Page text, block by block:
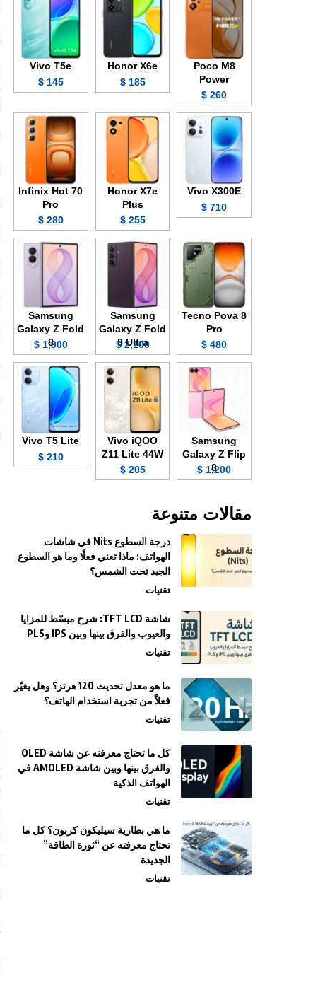
Poco M8
Power
260 $
Honor X6e
185 $
Vivo T5e
145 $
Vivo X300E
710 $
Honor X7e
Plus
255 $
Infinix Hot 70
Pro
280 $
Tecno Pova 8
Pro
480 $
Samsung
Galaxy Z Fold
8 Ultra
2,100 $
Samsung
Galaxy Z Fold
8
1,900 $
Samsung
Galaxy Z Flip
8
1,200 $
Vivo iQOO
Z11 Lite 44W
205 $
Vivo T5 Lite
210 $
مقالات متنوعة
درجة السطوع Nits في شاشات
الهواتف: ماذا تعني فعلًا وما هو السطوع
الجيد تحت الشمس؟
تقنيات
شاشة TFT LCD: شرح مبسّط للمزايا
والعيوب والفرق بينها وبين IPS وPLS
تقنيات
ما هو معدل تحديث 120 هرتز؟ وهل يغيّر
فعلاً من تجربة استخدام الهاتف؟
تقنيات
كل ما تحتاج معرفته عن شاشة OLED
والفرق بينها وبين شاشة AMOLED في
الهواتف الذكية
تقنيات
ما هي بطارية سيليكون كربون؟ كل ما
تحتاج معرفته عن “ثورة الطاقة”
الجديدة
تقنيات